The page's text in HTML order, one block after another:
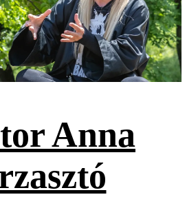
Anna